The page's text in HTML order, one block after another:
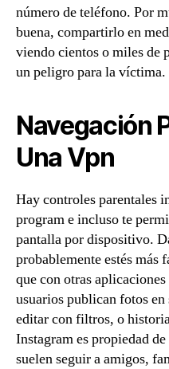
número de teléfono. Por
buena, compartirlo en
viendo cientos o miles de
un peligro para la víctima.
Navegación
Una Vpn
Hay controles parentales
program e incluso te
pantalla por dispositivo.
probablemente estés
que con otras
usuarios publican fotos
editar con filtros, o
Instagram es propiedad
suelen seguir a amigos,